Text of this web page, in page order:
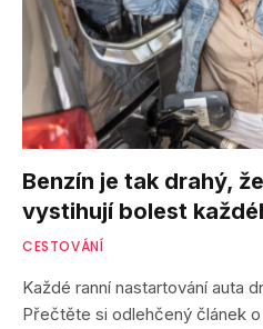
Benzín je tak drahý,
vystihují bolest
CESTOVÁNÍ
Každé ranní nastartování auta
Přečtěte si odlehčený článek